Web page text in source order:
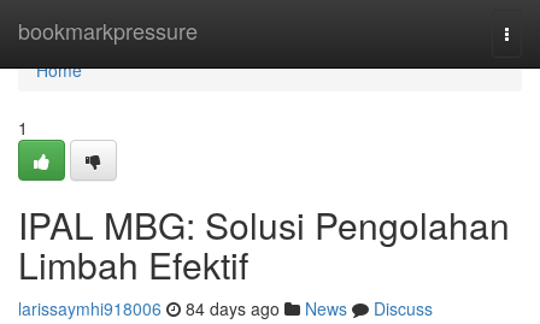
bookmarkpressure
Home
Home
1
IPAL MBG: Solusi Pengolahan
Limbah Efektif
larissaymhi918006 84 days ago News
Discuss